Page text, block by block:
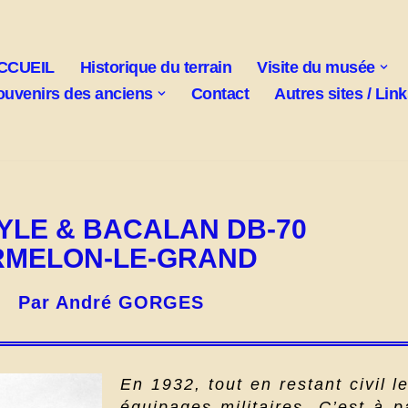
Historique du terrain
Visite du musée
des anciens
Contact Autres sites /
& BACALAN DB-70
LE-GRAND
Par André GORGES
En 1932, tout en restant civil